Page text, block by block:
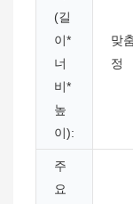
(길
이*
너
비*
높
이):
맞
정
주
요